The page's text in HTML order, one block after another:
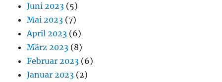
Juni 2023 (5)
Mai 2023 (7)
April 2023 (6)
März 2023 (8)
Februar 2023 (6)
Januar 2023 (2)